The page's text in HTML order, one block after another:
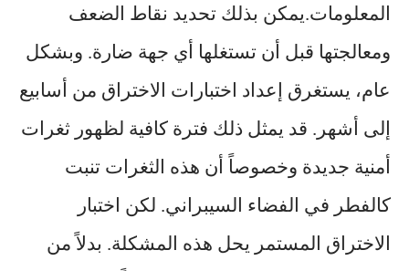
المعلومات.يمكن بذلك تحديد نقاط الضعف
ومعالجتها قبل أن تستغلها أي جهة ضارة. وبشكل
عام، يستغرق إعداد اختبارات الاختراق من أسابيع
إلى أشهر. قد يمثل ذلك فترة كافية لظهور ثغرات
أمنية جديدة وخصوصاً أن هذه الثغرات تنبت
كالفطر في الفضاء السيبراني. لكن اختبار
الاختراق المستمر يحل هذه المشكلة. بدلاً من